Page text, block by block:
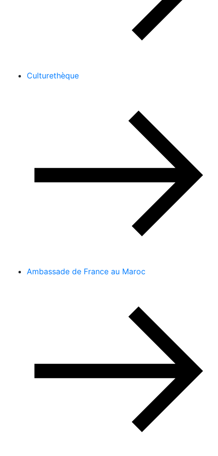
Culturethèque
Ambassade de France au Maroc